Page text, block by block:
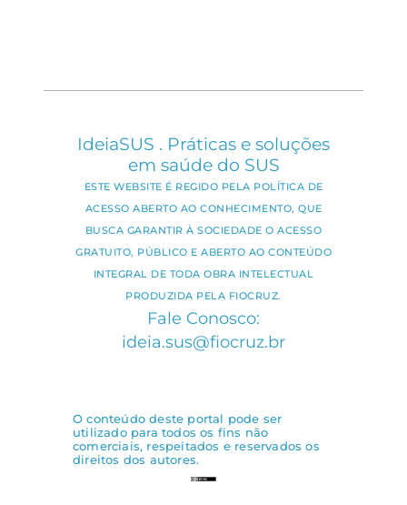
IdeiaSUS . Práticas e soluções
em saúde do SUS
ESTE WEBSITE É REGIDO PELA POLÍTICA DE
ACESSO ABERTO AO CONHECIMENTO, QUE
BUSCA GARANTIR À SOCIEDADE O ACESSO
GRATUITO, PÚBLICO E ABERTO AO CONTEÚDO
INTEGRAL DE TODA OBRA INTELECTUAL
PRODUZIDA PELA FIOCRUZ.
Fale Conosco:
ideia.sus@fiocruz.br
O conteúdo deste portal pode ser
utilizado para todos os fins não
comerciais, respeitados e reservados os
direitos dos autores.